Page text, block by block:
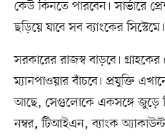
কেউ কিনতে পারবেন। সার্ভারে
ছড়িয়ে যাবে সব ব্যাংকের সিস্টেমে।
সরকারের রাজস্ব বাড়বে।
ম্যানপাওয়ার বাঁচবে। প্রযুক্তি
আছে, সেগুলোকে একসঙ্গে জুড়ে
নম্বর, টিআইএন, ব্যাংক